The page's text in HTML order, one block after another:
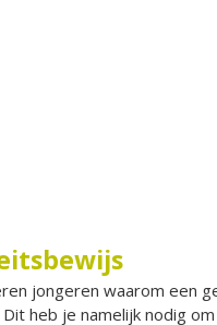
jongeren waarom een
heb je namelijk nodig